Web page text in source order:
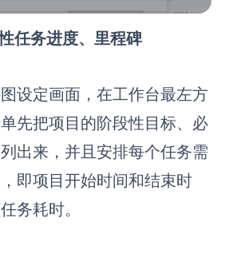
任务进度、里程碑
设定画面，在工作台最左方
先把项目的阶段性目标、必
出来，并且安排每个任务需
即项目开始时间和结束时
务耗时。